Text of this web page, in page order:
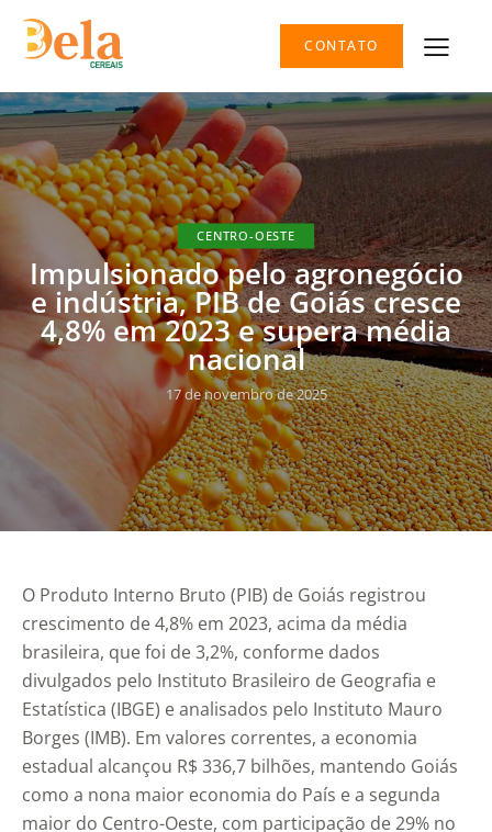
CONTATO
CENTRO-OESTE
Impulsionado pelo agronegócio
e indústria, PIB de Goiás cresce
4,8% em 2023 e supera média
nacional
17 de novembro de 2025
O Produto Interno Bruto (PIB) de Goiás registrou
crescimento de 4,8% em 2023, acima da média
brasileira, que foi de 3,2%, conforme dados
divulgados pelo Instituto Brasileiro de Geografia e
Estatística (IBGE) e analisados pelo Instituto Mauro
Borges (IMB). Em valores correntes, a economia
estadual alcançou R$ 336,7 bilhões, mantendo Goiás
como a nona maior economia do País e a segunda
maior do Centro-Oeste, com participação de 29% no